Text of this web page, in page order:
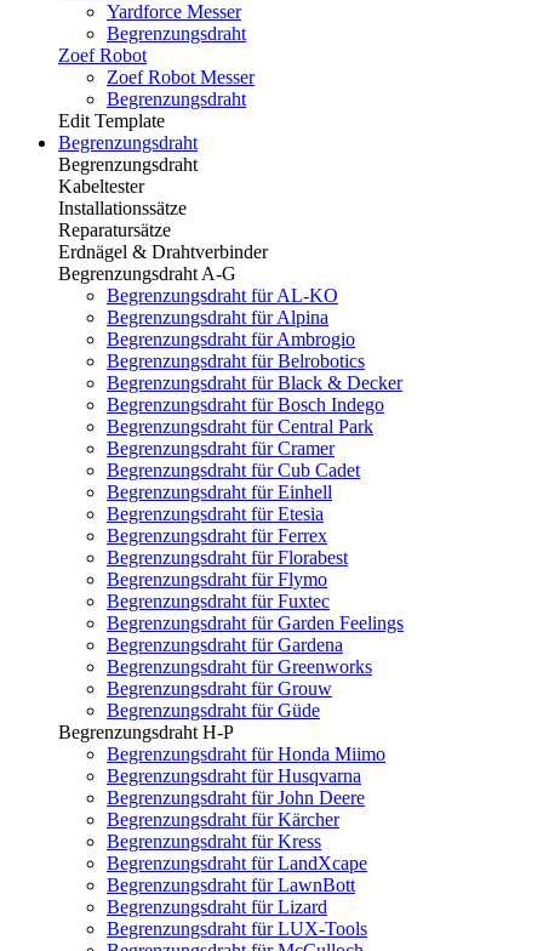
Yardforce Messer
Begrenzungsdraht
Zoef Robot
Zoef Robot Messer
Begrenzungsdraht
Edit Template
Begrenzungsdraht
Begrenzungsdraht
Kabeltester
Installationssätze
Reparatursätze
Erdnägel & Drahtverbinder
Begrenzungsdraht A-G
Begrenzungsdraht für AL-KO
Begrenzungsdraht für Alpina
Begrenzungsdraht für Ambrogio
Begrenzungsdraht für Belrobotics
Begrenzungsdraht für Black & Decker
Begrenzungsdraht für Bosch Indego
Begrenzungsdraht für Central Park
Begrenzungsdraht für Cramer
Begrenzungsdraht für Cub Cadet
Begrenzungsdraht für Einhell
Begrenzungsdraht für Etesia
Begrenzungsdraht für Ferrex
Begrenzungsdraht für Florabest
Begrenzungsdraht für Flymo
Begrenzungsdraht für Fuxtec
Begrenzungsdraht für Garden Feelings
Begrenzungsdraht für Gardena
Begrenzungsdraht für Greenworks
Begrenzungsdraht für Grouw
Begrenzungsdraht für Güde
Begrenzungsdraht H-P
Begrenzungsdraht für Honda Miimo
Begrenzungsdraht für Husqvarna
Begrenzungsdraht für John Deere
Begrenzungsdraht für Kärcher
Begrenzungsdraht für Kress
Begrenzungsdraht für LandXcape
Begrenzungsdraht für LawnBott
Begrenzungsdraht für Lizard
Begrenzungsdraht für LUX-Tools